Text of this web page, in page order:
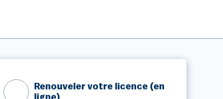
Renouveler votre licence (en
ligne)